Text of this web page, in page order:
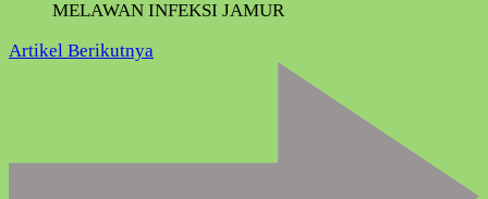
Artikel Berikutnya